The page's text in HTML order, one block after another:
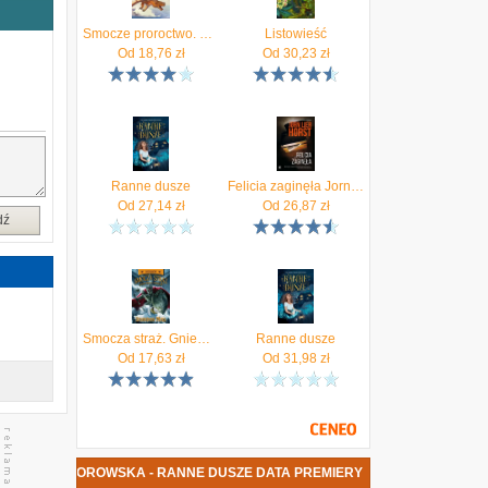
Smocze proroctwo. Księga 1 Sagi Skrzydła ognia
Od 18,76 zł
Listowieść
Od 30,23 zł
Ranne dusze
Od 27,14zł
Felicia zaginęła Jorn Lier Horst
Od 26,87 zł
Smocza straż. Gniew Króla Smoków. Tom 2 (EPUB)
Od 17,63 zł
Ranne dusze
Od 31,98zł
KAMFOROWSKA - RANNE DUSZE DATA PREMIERY